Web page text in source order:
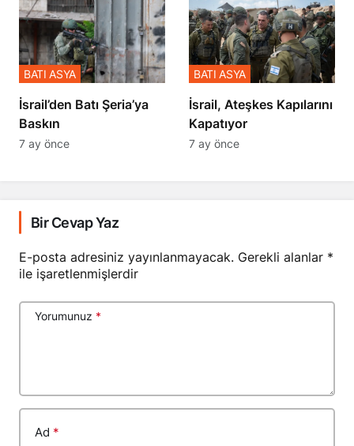
​​​​​​​İsrail’den Batı Şeria’ya
Baskın
BATI ASYA
7 ay önce
İsrail, Ateşkes Kapılarını
Kapatıyor
BATI ASYA
7 ay önce
Bir Cevap Yaz
E-posta adresiniz yayınlanmayacak. Gerekli alanlar *
ile işaretlenmişlerdir
Yorumunuz *
Ad *